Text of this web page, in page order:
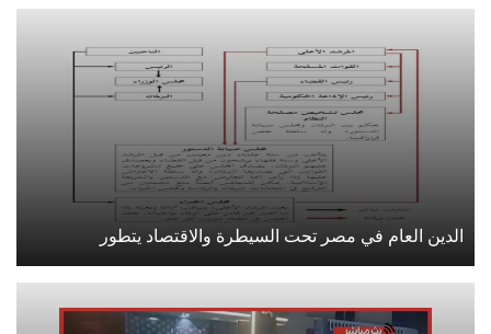
الدين العام في مصر تحت السيطرة والاقتصاد يتطور